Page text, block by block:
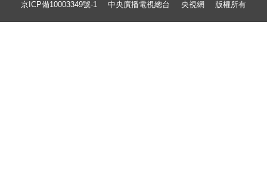
京ICP備10003349號-1 中央廣播電視總台 央視網 版權所有